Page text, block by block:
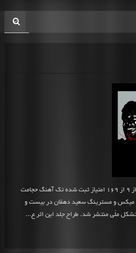
حجامت از صفیرمیانگین امتیاز 9 از 169 امتیاز ثبت شده تک آهنگ حجامت
و میکس و مسترینگ سعید دهقان در بیست و